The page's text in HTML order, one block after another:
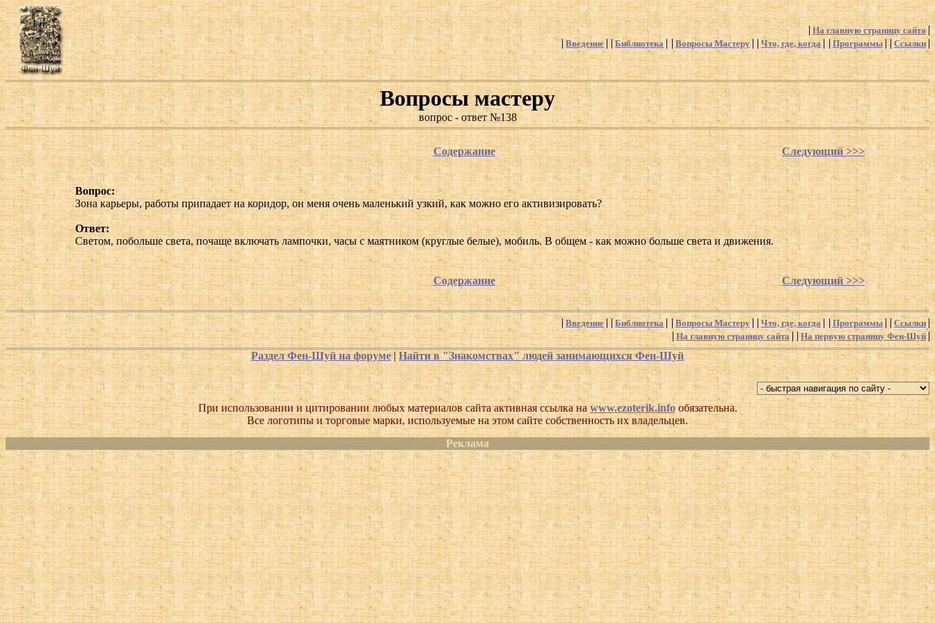
На главную страницу сайта
Введение
Библиотека Вопросы Мастеру Что, где, когда Программы Ссылки
Вопросы мастеру
вопрос - ответ №138
Содержание Следующий >>>
Вопрос:
Зона карьеры, работы припадает на коридор, он меня очень маленький узкий, как можно его активизировать?
Ответ:
Светом, побольше света, почаще включать лампочки, часы с маятником (круглые белые), мобиль. В общем - как можно больше света и движения.
Содержание Следующий >>>
Введение Библиотека Вопросы Мастеру Что, где, когда Программы
Ссылки
На главную страницу сайта
На первую страницу Фен-Шуй
Раздел Фен-Шуй на форуме| Найти в "Знакомствах" людей занимающихся Фен-Шуй
При использовании и цитировании любых материалов сайта активная ссылка на www.ezoterik.infoобязательна.
Все логотипы и торговые марки, используемые на этом сайте собственность их владельцев.
Реклама